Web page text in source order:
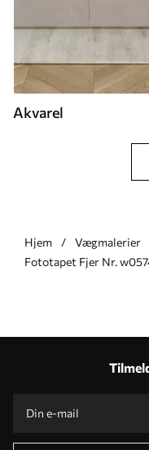
Akvarel
Hjem Vægmalerier
Fototapet Fjer Nr.